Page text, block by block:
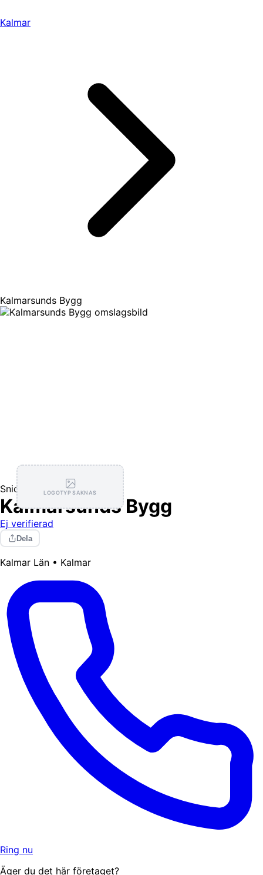
Kalmar
Kalmarsunds Bygg
LOGOTYP SAKNAS
Snickare
Kalmarsunds Bygg
Ej verifierad
Dela
Kalmar Län • Kalmar
Ring nu
Äger du det här företaget?